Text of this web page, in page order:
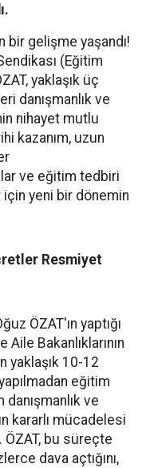
bir gelişme yaşandı!
(Eğitim
yaklaşık üç
danışmanlık ve
nihayet mutlu
kazanım, uzun
ve eğitim tedbiri
yeni bir dönemin
Resmiyet
ÖZAT'ın yaptığı
Bakanlıklarının
yaklaşık 10-12
eğitim
danışmanlık ve
kararlı mücadelesi
bu süreçte
dava açtığını,